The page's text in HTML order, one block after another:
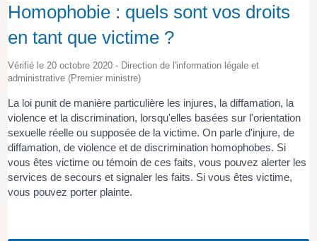
Homophobie : quels sont vos droits
en tant que victime ?
Vérifié le 20 octobre 2020 - Direction de l'information légale et
administrative (Premier ministre)
La loi punit de manière particulière les injures, la diffamation, la
violence et la discrimination, lorsqu'elles basées sur l'orientation
sexuelle réelle ou supposée de la victime. On parle d'injure, de
diffamation, de violence et de discrimination homophobes. Si
vous êtes victime ou témoin de ces faits, vous pouvez alerter les
services de secours et signaler les faits. Si vous êtes victime,
vous pouvez porter plainte.